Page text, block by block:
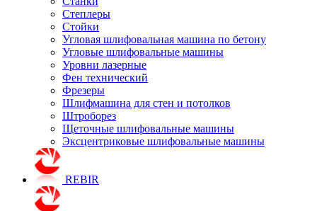
Степлеры
Стойки
Угловая шлифовальная машина по бетону
Угловые шлифовальные машины
Уровни лазерные
Фен технический
Фрезеры
Шлифмашина для стен и потолков
Штроборез
Щеточные шлифовальные машины
Эксцентриковые шлифовальные машины
REBIR